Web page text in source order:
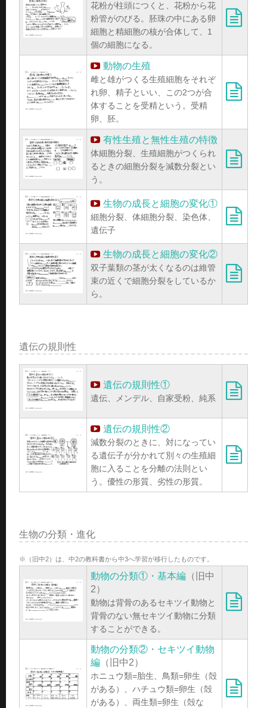
花粉が柱頭につくと、花粉から花
粉管がのびる。胚珠の中にある卵
細胞と精細胞の核が合体して、1
個の細胞になる。
動物の生殖
雌と雄がつくる生殖細胞をそれぞ
れ卵、精子といい、この2つが合
体することを受精という。受精
卵、胚。
有性生殖と無性生殖の特徴
体細胞分裂、生殖細胞がつくられ
るときの細胞分裂を減数分裂とい
う。
生物の成長と細胞の変化①
細胞分裂、体細胞分裂、染色体、
遺伝子
生物の成長と細胞の変化②
双子葉類の茎が太くなるのは維管
束の近くで細胞分裂をしているか
ら。
遺伝の規則性
遺伝の規則性①
遺伝、メンデル、自家受粉、純系
遺伝の規則性②
減数分裂のときに、対になってい
る遺伝子が分かれて別々の生殖細
胞に入ることを分離の法則とい
う。優性の形質、劣性の形質。
生物の分類・進化
※（旧中2）は、中2の教科書から中3へ学習が移行したものです。
動物の分類①・基本編 （旧中
2）
動物は背骨のあるセキツイ動物と
背骨のない無セキツイ動物に分類
することができる。
動物の分類②・セキツイ動物
編 （旧中2）
ホニュウ類=胎生、鳥類=卵生（殻
がある）、ハチュウ類=卵生（殻
がある）、両生類=卵生（殻な